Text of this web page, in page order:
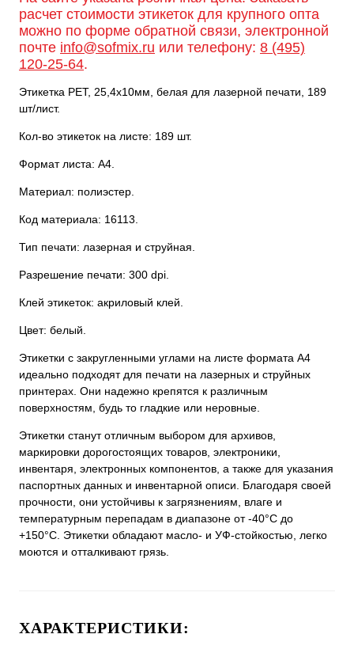
расчет стоимости этикеток для крупного опта
можно по форме обратной связи, электронной
почте info@sofmix.ru или телефону: 8 (495)
120-25-64.
Этикетка PET, 25,4х10мм, белая для лазерной печати, 189
шт/лист.
Кол-во этикеток на листе: 189 шт.
Формат листа: А4.
Материал: полиэстер.
Код материала: 16113.
Тип печати: лазерная и струйная.
Разрешение печати: 300 dpi.
Клей этикеток: акриловый клей.
Цвет: белый.
Этикетки с закругленными углами на листе формата А4
идеально подходят для печати на лазерных и струйных
принтерах. Они надежно крепятся к различным
поверхностям, будь то гладкие или неровные.
Этикетки станут отличным выбором для архивов,
маркировки дорогостоящих товаров, электроники,
инвентаря, электронных компонентов, а также для указания
паспортных данных и инвентарной описи. Благодаря своей
прочности, они устойчивы к загрязнениям, влаге и
температурным перепадам в диапазоне от -40°C до
+150°C. Этикетки обладают масло- и УФ-стойкостью, легко
моются и отталкивают грязь.
ХАРАКТЕРИСТИКИ: